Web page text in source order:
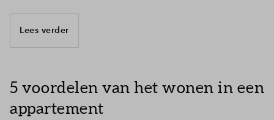
Lees verder
5 voordelen van het wonen in een
appartement